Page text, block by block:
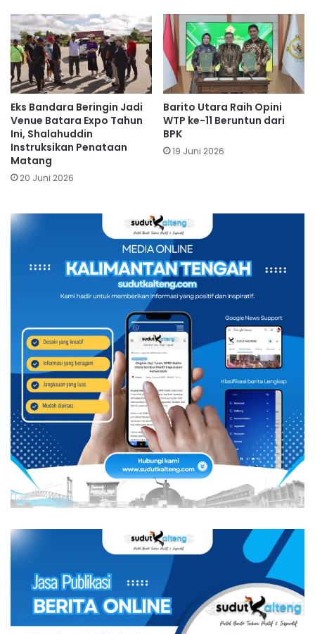
Eks Bandara Beringin Jadi
Venue Batara Expo Tahun
Ini, Shalahuddin
Instruksikan Penataan
Matang
20 Juni 2026
Barito Utara Raih Opini
WTP ke-11 Beruntun dari
BPK
19 Juni 2026